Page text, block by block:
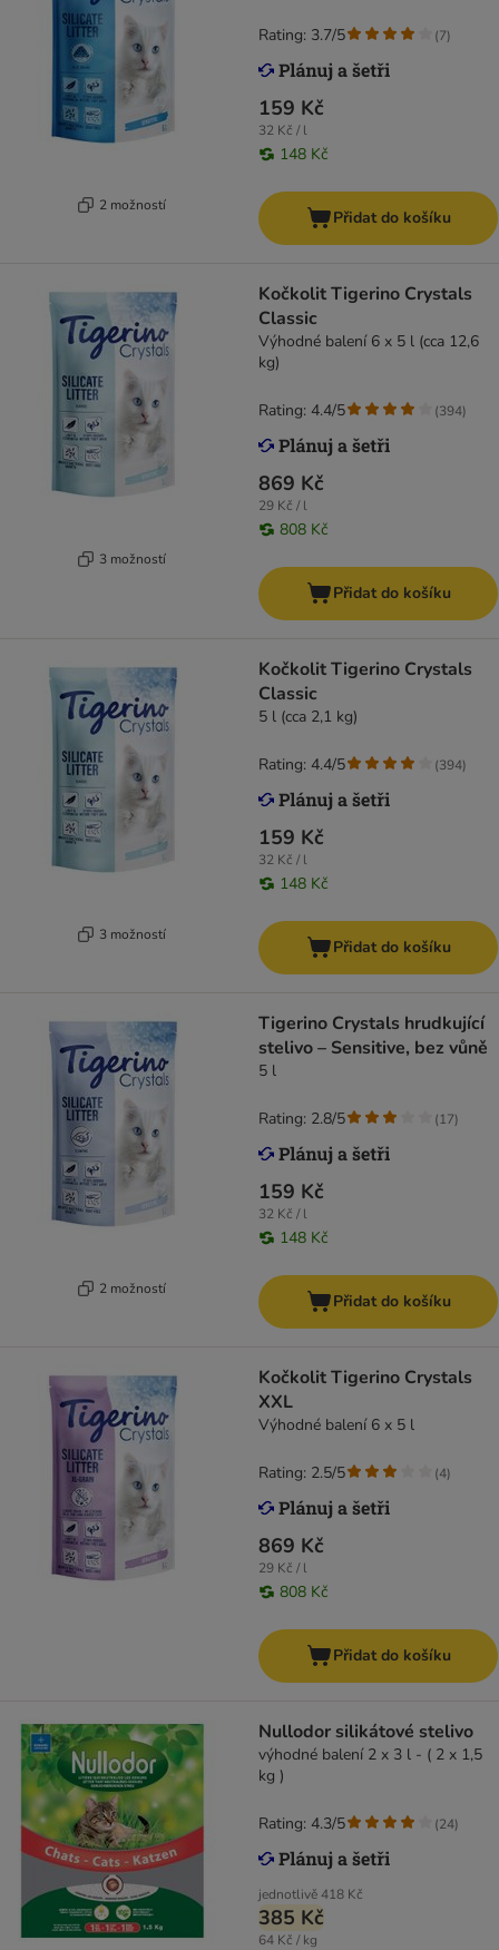
2 možností
159 Kč
32 Kč / l
148 Kč
Rating: 3.7/5 (7)
Přidat do košíku
3 možností
Kočkolit Tigerino Crystals
Classic
Výhodné balení 6 x 5 l (cca 12,6
kg)
869 Kč
29 Kč / l
808 Kč
Rating: 4.4/5 (394)
Přidat do košíku
3 možností
Kočkolit Tigerino Crystals
Classic
5 l (cca 2,1 kg)
159 Kč
32 Kč / l
148 Kč
Rating: 4.4/5 (394)
Přidat do košíku
2 možností
Tigerino Crystals hrudkující
stelivo – Sensitive, bez vůně
5 l
159 Kč
32 Kč / l
148 Kč
Rating: 2.8/5 (17)
Přidat do košíku
Kočkolit Tigerino Crystals
XXL
Výhodné balení 6 x 5 l
869 Kč
29 Kč / l
808 Kč
Rating: 2.5/5 (4)
Přidat do košíku
Nullodor silikátové stelivo
výhodné balení 2 x 3 l - ( 2 x 1,5
kg )
jednotlivě418 Kč
385 Kč
64 Kč / kg
Rating: 4.3/5 (24)